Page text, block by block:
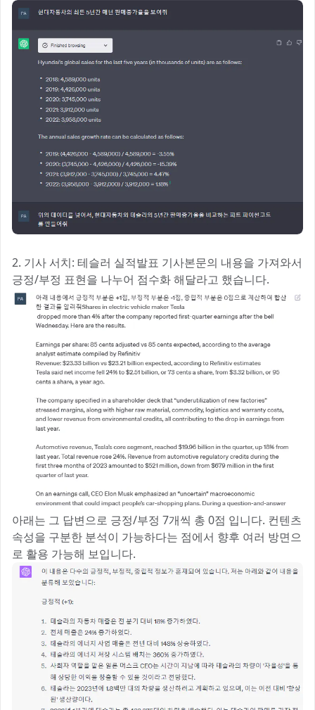
2. 기사 서치: 테슬러 실적발표 기사본문의 내용을 가져와서
긍정/부정 표현을 나누어 점수화 해달라고 했습니다.
아래는 그 답변으로 긍정/부정 7개씩 총 0점 입니다. 컨텐츠
속성을 구분한 분석이 가능하다는 점에서 향후 여러 방면으
로 활용 가능해 보입니다.